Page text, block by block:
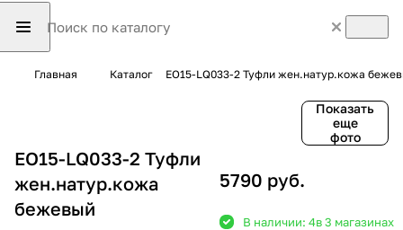
Главная Каталог EO15-LQ033-2 Туфли жен.натур.кожа
Показать
еще
фото
EO15-LQ033-2 Туфли
жен.натур.кожа
бежевый
5790 руб.
В наличии: 4в 3 магазинах